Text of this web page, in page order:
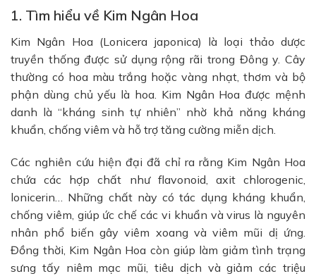
1. Tìm hiểu về Kim Ngân Hoa
Kim Ngân Hoa (Lonicera japonica) là loại thảo dược
truyền thống được sử dụng rộng rãi trong Đông y. Cây
thường có hoa màu trắng hoặc vàng nhạt, thơm và bộ
phận dùng chủ yếu là hoa. Kim Ngân Hoa được mệnh
danh là “kháng sinh tự nhiên” nhờ khả năng kháng
khuẩn, chống viêm và hỗ trợ tăng cường miễn dịch.
Các nghiên cứu hiện đại đã chỉ ra rằng Kim Ngân Hoa
chứa các hợp chất như flavonoid, axit chlorogenic,
lonicerin… Những chất này có tác dụng kháng khuẩn,
chống viêm, giúp ức chế các vi khuẩn và virus là nguyên
nhân phổ biến gây viêm xoang và viêm mũi dị ứng.
Đồng thời, Kim Ngân Hoa còn giúp làm giảm tình trạng
sưng tấy niêm mạc mũi, tiêu dịch và giảm các triệu